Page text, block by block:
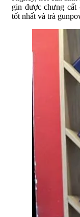
gin được chưng
tốt nhất và trà